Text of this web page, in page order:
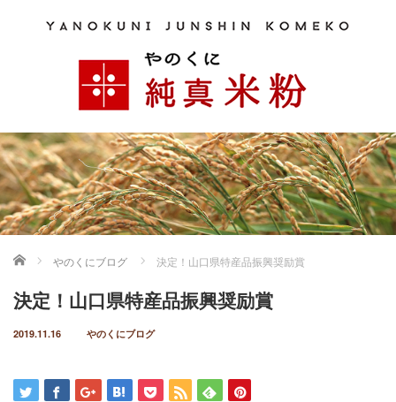
ホーム やのくにブログ 決定！山口県特産品振興奨励賞
決定！山口県特産品振興奨励賞
2019.11.16 やのくにブログ